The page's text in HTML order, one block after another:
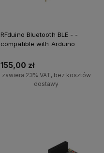
RFduino Bluetooth BLE - -
compatible with Arduino
155,00 zł
zawiera 23% VAT, bez kosztów
dostawy